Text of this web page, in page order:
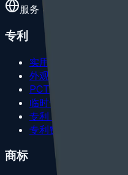
服务 40+ 国家和地区客户
专利
实用专利
外观设计专利
PCT 美国国家阶段
临时专利申请
专利 OA 答复
专利费用说明
商标